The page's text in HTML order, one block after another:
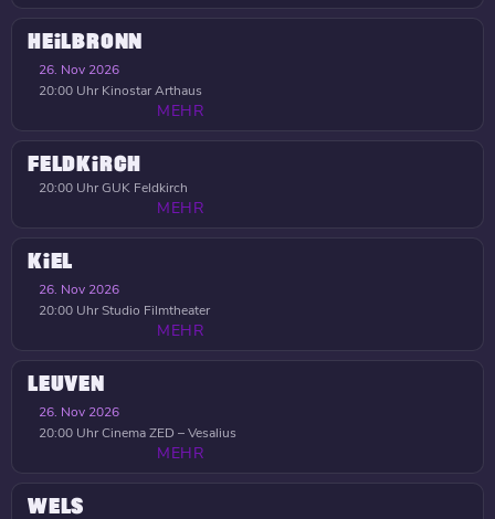
HEILBRONN
26. Nov 2026
20:00 Uhr Kinostar Arthaus
MEHR
FELDKIRCH
20:00 UhrGUK Feldkirch
MEHR
KIEL
26. Nov 2026
20:00 UhrStudio Filmtheater
MEHR
LEUVEN
26. Nov 2026
20:00 UhrCinema ZED – Vesalius
MEHR
WELS